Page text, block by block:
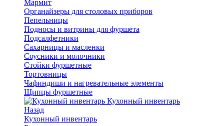
Мармит
Органайзеры для столовых приборов
Пепельницы
Подносы и витрины для фуршета
Подсалфетники
Сахарницы и масленки
Соусники и молочники
Стойки фуршетные
Тортовницы
Чафиндиши и нагревательные элементы
Щипцы фуршетные
Кухонный инвентарь
Назад
Кухонный инвентарь